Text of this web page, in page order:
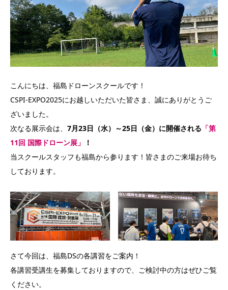
こんにちは、福島ドローンスクールです！
CSPI-EXPO2025にお越しいただいた皆さま、誠にありがとうご
ざいました。
次なる展示会は、 7月23日（水）～25日（金）に開催される 「第
11回 国際ドローン展」
！
当スクールスタッフも福島から参ります！皆さまのご来場お待ち
しております。
さて今回は、福島DSの各講習をご案内！
各講習受講生を募集しておりますので、ご検討中の方はぜひご覧
ください。